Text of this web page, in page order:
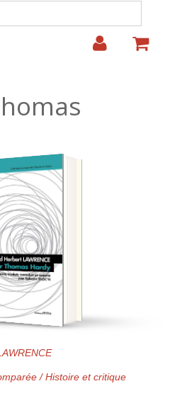
recherche
25.00€
/ Histoire et critique